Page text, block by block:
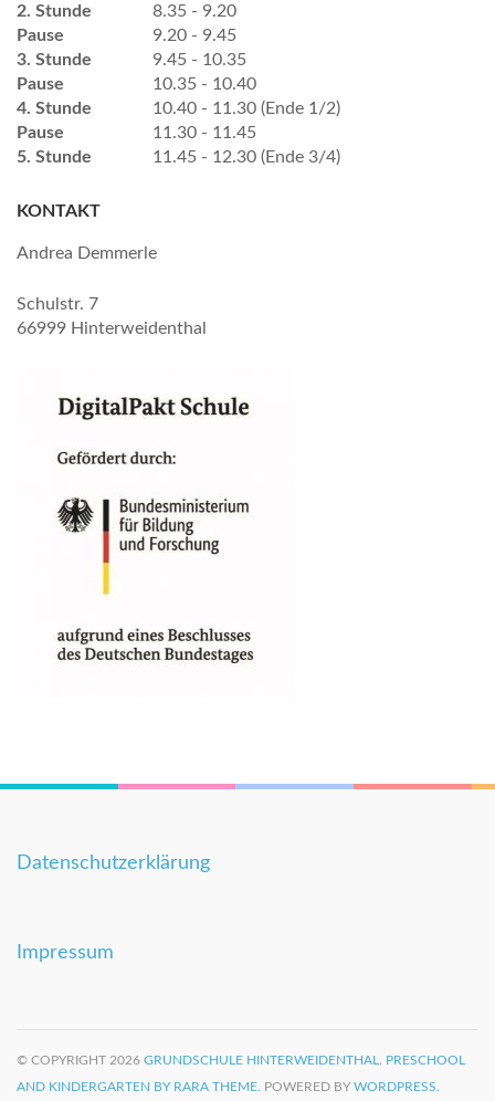
2. Stunde
8.35 - 9.20
Pause
9.20 - 9.45
3. Stunde
9.45 - 10.35
Pause
10.35 - 10.40
4. Stunde
10.40 - 11.30 (Ende 1/2)
Pause
11.30 - 11.45
5. Stunde
11.45 - 12.30 (Ende 3/4)
KONTAKT
Andrea Demmerle
Schulstr. 7
66999 Hinterweidenthal
Datenschutzerklärung
Impressum
© COPYRIGHT 2026 GRUNDSCHULE HINTERWEIDENTHAL
PRESCHOOL
AND KINDERGARTEN BY RARA THEME. POWERED BY WORDPRESS.